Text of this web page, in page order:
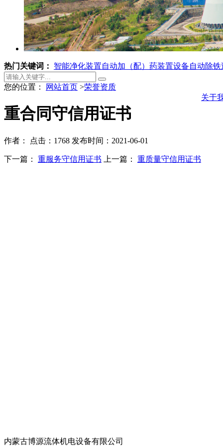
热门关键词： 智能净化装置自动加（配）药装置设备自动除
您的位置： 网站首页 >荣誉资质
重合同守信用证书
作者： 点击：1768 发布时间：2021-06-01
下一篇： 重服务守信用证书 上一篇： 重质量守信用证书
关于
内蒙古博源流体机电设备有限公司